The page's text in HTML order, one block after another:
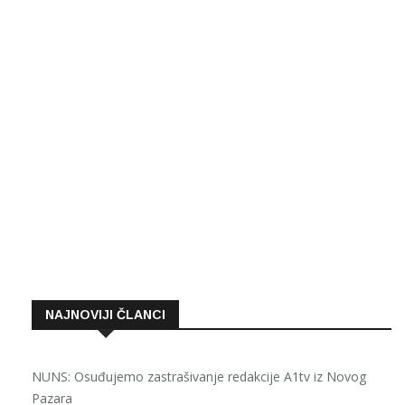
NAJNOVIJI ČLANCI
NUNS: Osuđujemo zastrašivanje redakcije A1tv iz Novog
Pazara